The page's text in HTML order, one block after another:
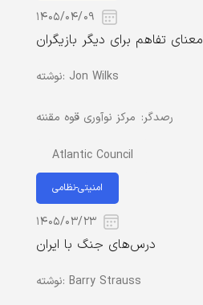
۱۴۰۵/۰۴/۰۹
معنای تفاهم برای دیگر بازیگران
نوشته: Jon Wilks
رصدگر: مرکز نوآوری قوه مقننه
Atlantic Council
امنیتی-نظامی
۱۴۰۵/۰۳/۲۳
درس‌های جنگ با ایران
نوشته: Barry Strauss